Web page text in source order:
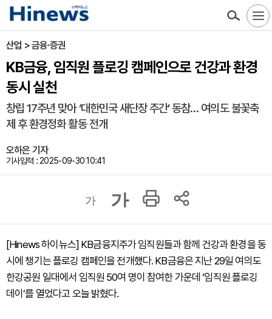
산업 > 금융·증권
KB금융, 임직원 플로깅 캠페인으로 건강과 환경
동시 실천
창립 17주년 맞아 ‘대한민국 새단장 주간’ 동참… 여의도 불꽃축
제 후 환경정화 활동 전개
오하은 기자
기사입력 : 2025-09-30 10:41
가 가
[Hinews 하이뉴스] KB금융지주가 임직원들과 함께 건강과 환경을 동
시에 챙기는 플로깅 캠페인을 전개했다. KB금융은 지난 29일 여의도
한강공원 일대에서 임직원 50여 명이 참여한 가운데 ‘임직원 플로깅
데이’를 열었다고 오늘 밝혔다.